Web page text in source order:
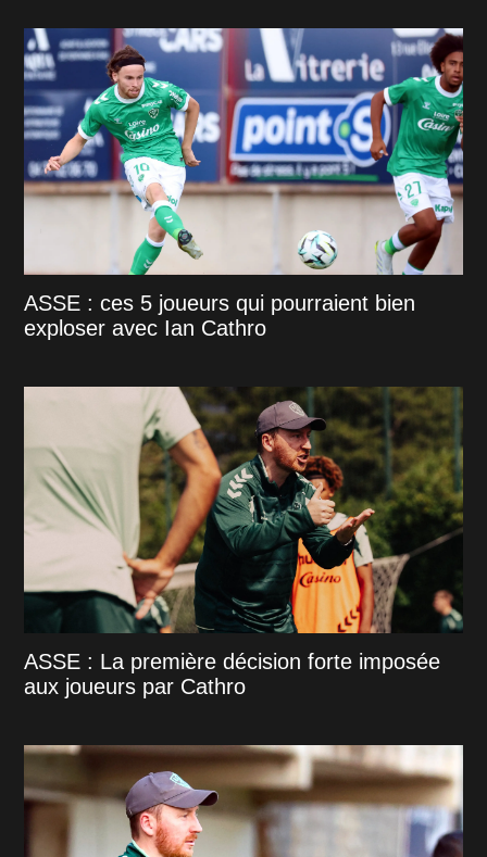
ASSE : ces 5 joueurs qui pourraient bien
exploser avec Ian Cathro
ASSE : La première décision forte imposée
aux joueurs par Cathro